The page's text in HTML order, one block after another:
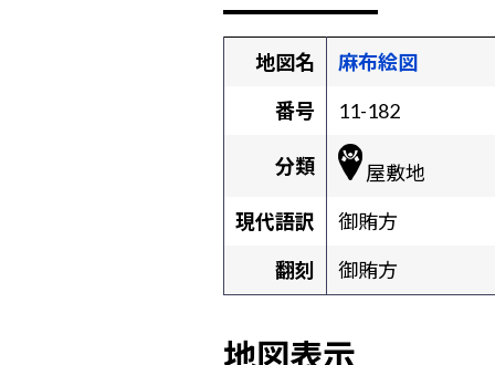
地図名
麻布絵図
番号
11-182
分類
屋敷地
現代語訳
御賄方
翻刻
御賄方
地図表示